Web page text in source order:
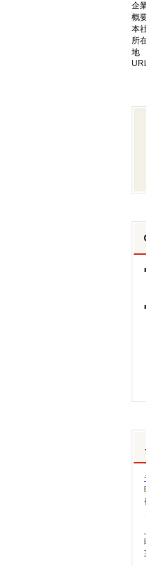
企
概
本
所
地